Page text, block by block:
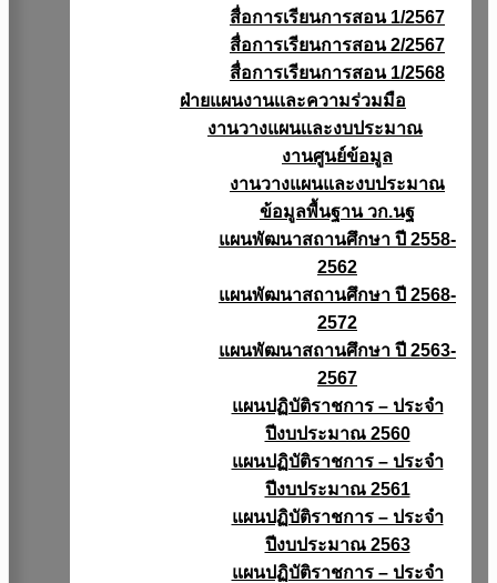
สื่อการเรียนการสอน 1/2567
สื่อการเรียนการสอน 2/2567
สื่อการเรียนการสอน 1/2568
ฝ่ายแผนงานเเละความร่วมมือ
งานวางแผนเเละงบประมาณ
งานศูนย์ข้อมูล
งานวางแผนและงบประมาณ
ข้อมูลพื้นฐาน วก.นฐ
แผนพัฒนาสถานศึกษา ปี 2558-
2562
แผนพัฒนาสถานศึกษา ปี 2568-
2572
แผนพัฒนาสถานศึกษา ปี 2563-
2567
แผนปฏิบัติราชการ – ประจำ
ปีงบประมาณ 2560
แผนปฏิบัติราชการ – ประจำ
ปีงบประมาณ 2561
แผนปฏิบัติราชการ – ประจำ
ปีงบประมาณ 2563
แผนปฏิบัติราชการ – ประจำ